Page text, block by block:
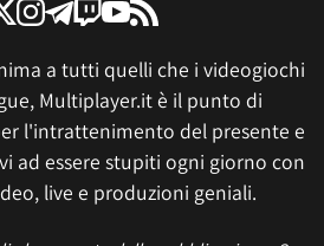
a tutti quelli che i videogiochi
Multiplayer.it è il punto di
l'intrattenimento del presente e
ad essere stupiti ogni giorno con
live e produzioni geniali.